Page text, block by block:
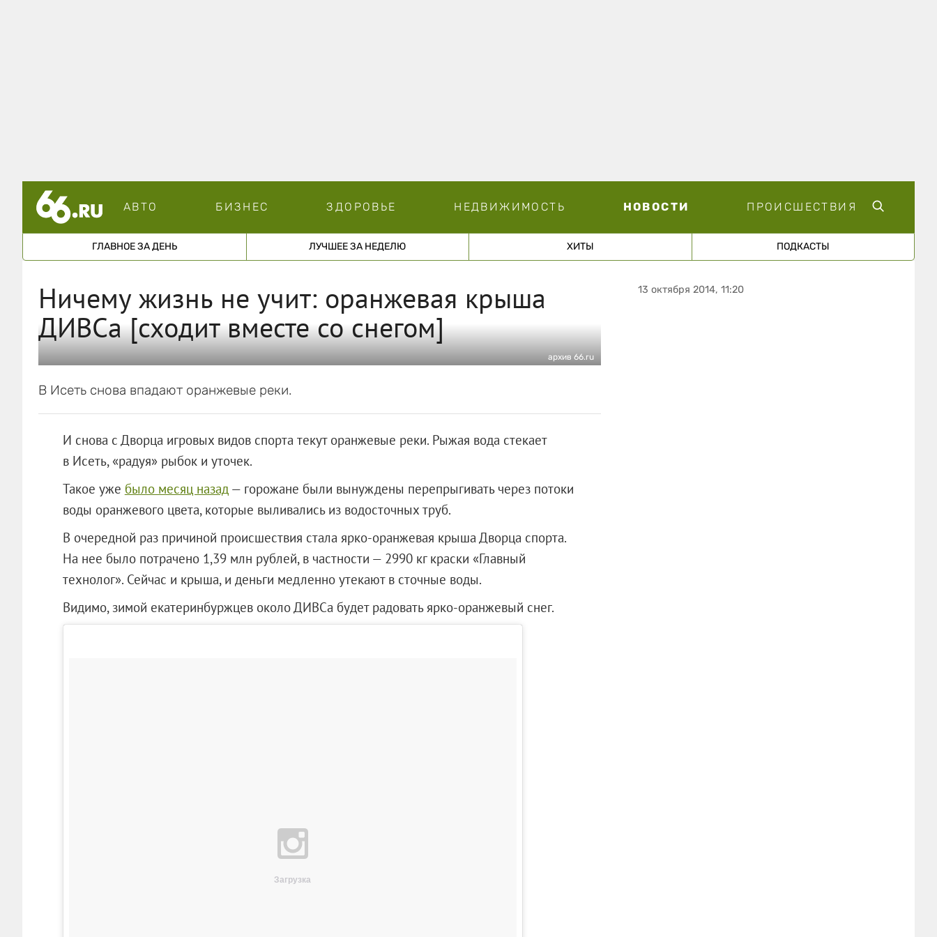
АВТО БИЗНЕС ЗДОРОВЬЕ НЕДВИЖИМОСТЬ НОВОСТИ ПРОИСШЕСТВИЯ
ГЛАВНОЕ ЗА ДЕНЬ ЛУЧШЕЕ ЗА НЕДЕЛЮ ХИТЫ ПОДКАСТЫ
Ничему жизнь не учит: оранжевая крыша
ДИВСа [сходит вместе со снегом]
архив 66.ru
В Исеть снова впадают оранжевые реки.
И снова с Дворца игровых видов спорта текут оранжевые реки. Рыжая вода стекает
в Исеть, «радуя» рыбок и уточек.
Такое уже было месяц назад — горожане были вынуждены перепрыгивать через потоки
воды оранжевого цвета, которые выливались из водосточных труб.
В очередной раз причиной происшествия стала ярко-оранжевая крыша Дворца спорта.
На нее было потрачено 1,39 млн рублей, в частности — 2990 кг краски «Главный
технолог». Сейчас и крыша, и деньги медленно утекают в сточные воды.
Видимо, зимой екатеринбуржцев около ДИВСа будет радовать ярко-оранжевый снег.
Загрузка
13 октября 2014, 11:20